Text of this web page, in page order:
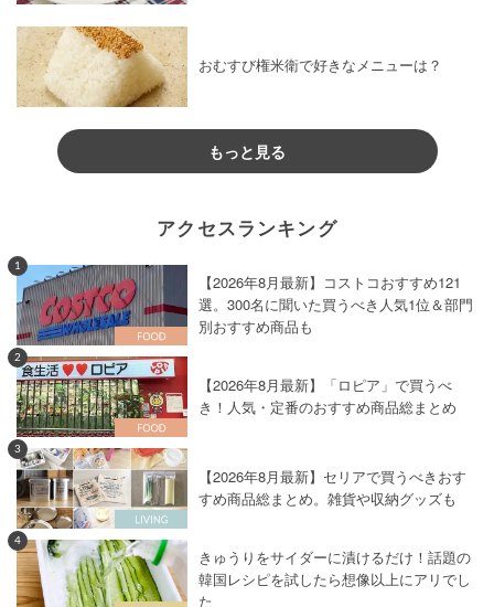
おむすび権米衛で好きなメニューは？
もっと見る
アクセスランキング
1
【2026年8月最新】コストコおすすめ121
選。300名に聞いた買うべき人気1位＆部門
別おすすめ商品も
2
【2026年8月最新】「ロピア」で買うべ
き！人気・定番のおすすめ商品総まとめ
3
【2026年8月最新】セリアで買うべきおす
すめ商品総まとめ。雑貨や収納グッズも
4
きゅうりをサイダーに漬けるだけ！話題の
韓国レシピを試したら想像以上にアリでし
た